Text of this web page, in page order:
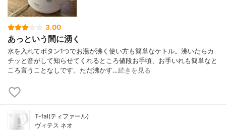
3.00
あっという間に湧く
水を入れてボタン1つでお湯が沸く使い方も簡単なケトル。沸いたらカ
チッと音がして知らせてくれるところ値段お手頃、お手いれも簡単なと
ころ言うことなしです。ただ沸かす…続きを見る
T-fal(ティファール)
ヴィテス ネオ